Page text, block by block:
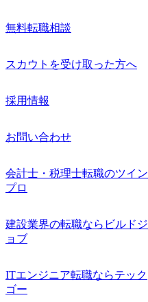
無料転職相談
スカウトを受け取った方へ
採用情報
お問い合わせ
会計士・税理士転職のツイン
プロ
建設業界の転職ならビルドジ
ョブ
ITエンジニア転職ならテック
ゴー